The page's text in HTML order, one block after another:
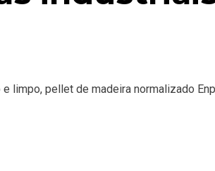
limpo, pellet de madeira normalizado